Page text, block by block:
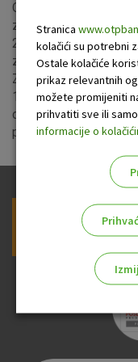
Od 8. rujna 2023.
zatvorena zbog
2023. sve proizvode i
zamjenskoj poslovnici
Zamjenska
12:00 do 19:00 sati te
do 16:00 sati.
poslovnice na
Prijava na
Stranica
kolačići su potrebni
Ostale kolačiće
prikaz relevantnih
možete promijeniti
prihvatiti sve ili
informacije o